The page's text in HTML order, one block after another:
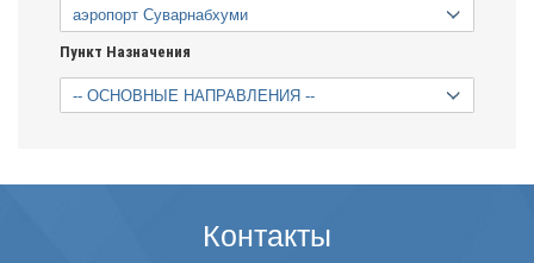
Пункт Назначения
Контакты